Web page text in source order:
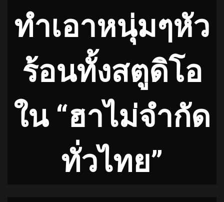
ทำเอาหนุ่มๆหัว
ร้อนทั้งสตูดิโอ
ใน “ฮาไม่จำกัด
ทั่วไทย”